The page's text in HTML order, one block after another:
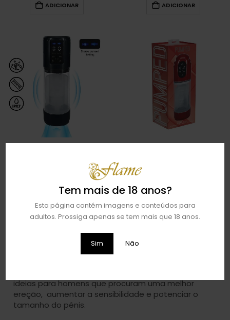
Tem mais de 18 anos?
Esta página contém imagens e conteúdos para
adultos. Prossiga apenas se tem mais que 18 anos.
Sim Não
ADICIONAR ADICIONAR
1 …
ideias para homens que procuram uma melhor
ereção, aumentar a sensibilidade e potenciar o
tamanho do pénis.